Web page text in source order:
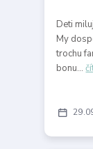
29
Deti
My
trochu
bonu...